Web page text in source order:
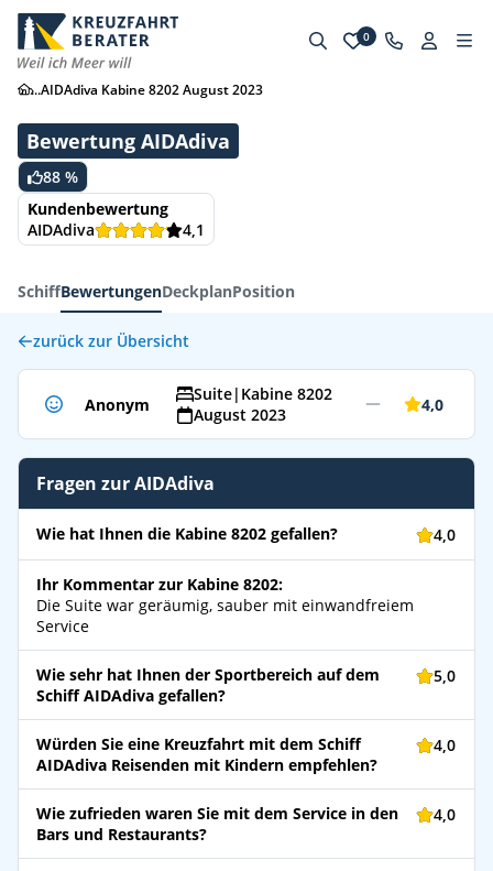
0
...AIDAdiva Kabine 8202 August 2023
Bewertung AIDAdiva
88 %
Kundenbewertung
AIDAdiva
4,1
SchiffBewertungenDeckplanPosition
zurück zur Übersicht
Anonym Suite| Kabine 8202
August 2023
4,0
Fragen zur AIDAdiva
Wie hat Ihnen die Kabine 8202 gefallen? 4,0
Ihr Kommentar zur Kabine 8202:
Die Suite war geräumig, sauber mit einwandfreiem
Service
Wie sehr hat Ihnen der Sportbereich auf dem
Schiff AIDAdiva gefallen?
5,0
Würden Sie eine Kreuzfahrt mit dem Schiff
AIDAdiva Reisenden mit Kindern empfehlen?
4,0
Wie zufrieden waren Sie mit dem Service in den
Bars und Restaurants?
4,0